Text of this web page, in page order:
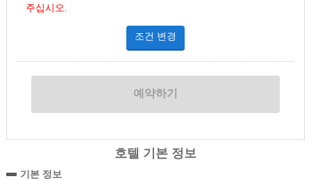
주십시오.
조건 변경
호텔 기본 정보
기본 정보